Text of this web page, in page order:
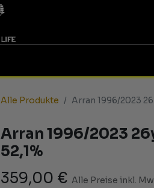
Alle Produkte Arran 1996/2023
Arran 1996/2023
52,1%
359,00 € Alle Preise inkl.